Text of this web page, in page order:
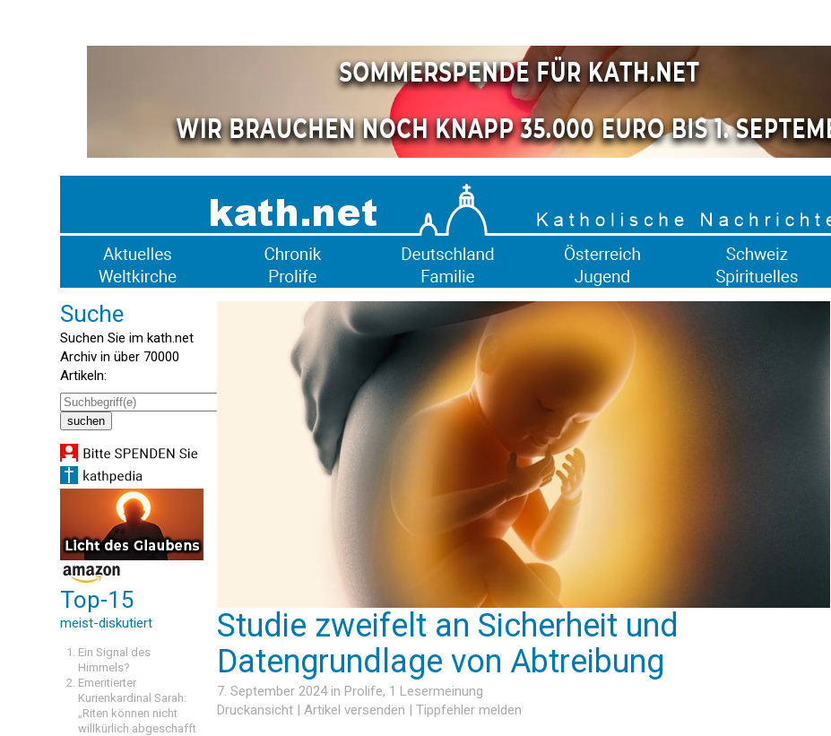
Suche
Suchen Sie im kath.net
Archiv in über 70000
Artikeln:
Top-15
meist-diskutiert
Ein Signal des
Himmels?
Emeritierter
Kurienkardinal Sarah:
„Riten können nicht
willkürlich abgeschafft
Studie zweifelt an Sicherheit und
Datengrundlage von Abtreibung
7. September 2024 in Prolife, 1 Lesermeinung
Druckansicht | Artikel versenden | Tippfehler melden